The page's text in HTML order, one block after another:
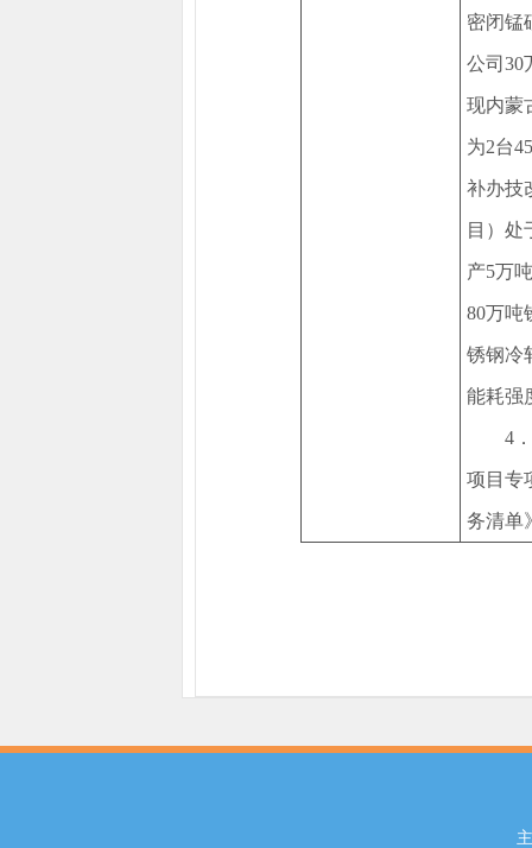
密闭锰
公司30
现内蒙
为2台
补办技
目）处
产5万
80万吨
锈钢冷
能耗强
4
项目专
务清单